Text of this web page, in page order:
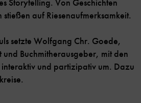
Storytelling. Von Geschichten
auf Riesenaufmerksamkeit.
setzte Wolfgang Chr. Goede,
und Buchmitherausgeber, mit den
und partizipativ um. Dazu